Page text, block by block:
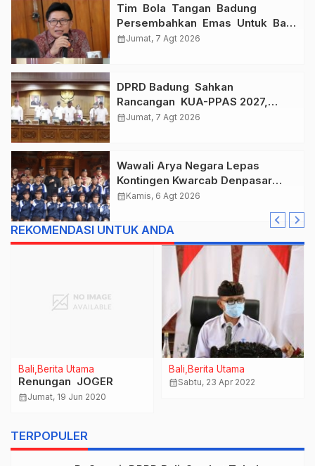
Tim Bola Tangan Badung
Persembahkan Emas Untuk Bali
, Taklukkan Jawa Tengah Di
calendar_monthJumat, 7 Agt 2026
DPRD Badung Sahkan
Rancangan KUA-PPAS 2027,
Anggaran Tembus Lebih Dari
calendar_monthJumat, 7 Agt 2026
Wawali Arya Negara Lepas
Kontingen Kwarcab Denpasar
Menuju Jambore Nasional XII
calendar_monthKamis, 6 Agt 2026
REKOMENDASI UNTUK ANDA
Bali Berita Utama
Renungan JOGER
calendar_monthJumat, 19 Jun 2020
Bali Berita Utama
calendar_monthSabtu, 23 Apr 2022
TERPOPULER